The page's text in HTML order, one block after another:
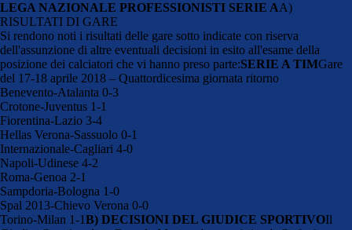
LEGA NAZIONALE PROFESSIONISTI SERIE AA)
RISULTATI DI GARE
Si rendono noti i risultati delle gare sotto indicate con riserva
dell'assunzione di altre eventuali decisioni in esito all'esame della
posizione dei calciatori che vi hanno preso parte:SERIE A TIMGare
del 17-18 aprile 2018 – Quattordicesima giornata ritorno
Benevento-Atalanta 0-3
Crotone-Juventus 1-1
Fiorentina-Lazio 3-4
Hellas Verona-Sassuolo 0-1
Internazionale-Cagliari 4-0
Napoli-Udinese 4-2
Roma-Genoa 2-1
Sampdoria-Bologna 1-0
Spal 2013-Chievo Verona 0-0
Torino-Milan 1-1B) DECISIONI DEL GIUDICE SPORTIVOIl